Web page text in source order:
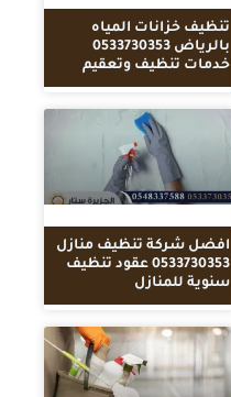
تنظيف خزانات المياه
بالرياض 0533730353
خدمات تنظيف وتعقيم
افضل شركة تنظيف منازل
0533730353 عقود تنظيف
سنوية للمنازل